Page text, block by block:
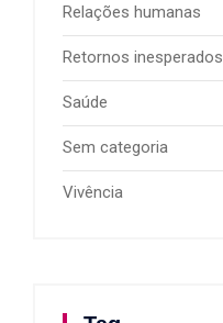
Relações humanas
Retornos inesperados
Saúde
Sem categoria
Vivência